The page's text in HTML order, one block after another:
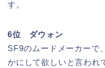
す。
6位 ダウォン
SF9のムードメーカーで
かにして欲しいと言われ